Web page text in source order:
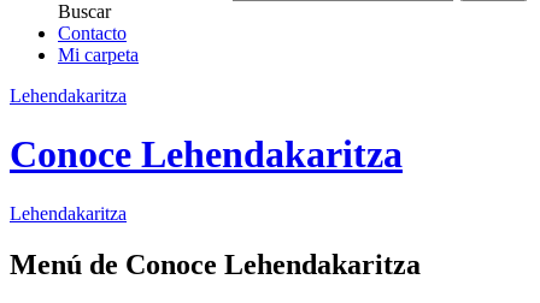
Buscar
Contacto
Mi carpeta
Lehendakaritza
Conoce Lehendakaritza
Lehendakaritza
Menú de Conoce Lehendakaritza